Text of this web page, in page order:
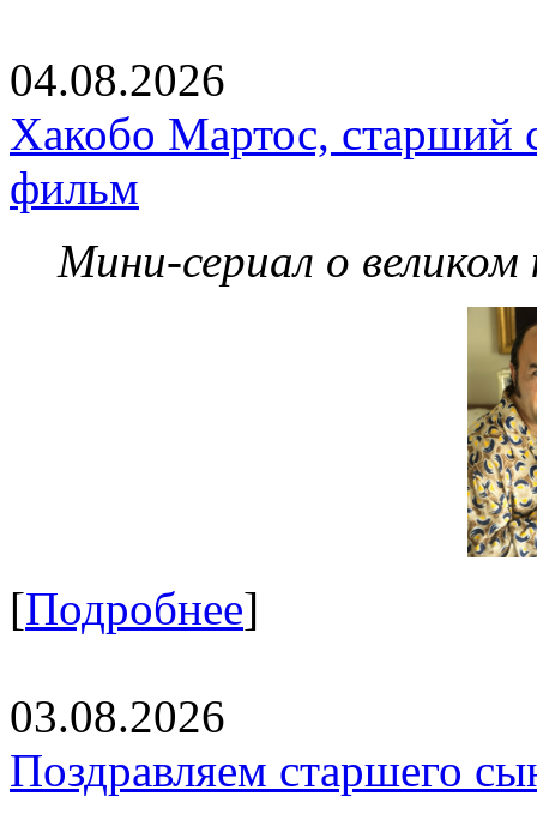
04.08.2026
Хакобо Мартос, старший
фильм
Мини-сериал о великом
[Подробнее]
03.08.2026
Поздравляем старшего